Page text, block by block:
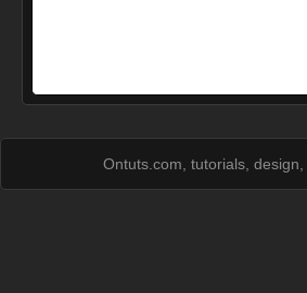
Ontuts.com, tutorials,